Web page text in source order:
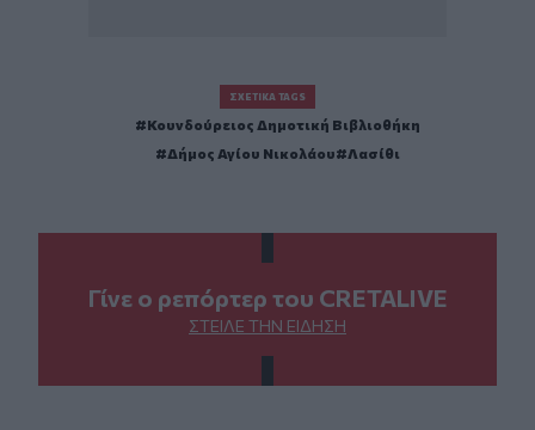
ΣΧΕΤΙΚΆ TAGS
Κουνδούρειος Δημοτική Βιβλιοθήκη
Δήμος Αγίου Νικολάου
Λασίθι
Γίνε ο ρεπόρτερ του CRETALIVE
ΣΤΕΊΛΕ ΤΗΝ ΕΊΔΗΣΗ